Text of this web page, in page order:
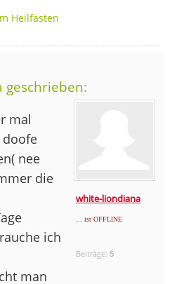
Heilfasten
geschrieben:
white-liondiana
... ist OFFLINE
Beiträge: 5
mal
doofe
nee
die
ich
man